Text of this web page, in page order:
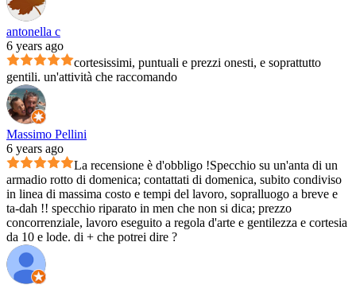
antonella c
6 years ago
cortesissimi, puntuali e prezzi onesti, e soprattutto
gentili. un'attività che raccomando
Massimo Pellini
6 years ago
La recensione è d'obbligo !Specchio su un'anta di un
armadio rotto di domenica; contattati di domenica, subito condiviso
in linea di massima costo e tempi del lavoro, sopralluogo a breve e
ta-dah !! specchio riparato in men che non si dica; prezzo
concorrenziale, lavoro eseguito a regola d'arte e gentilezza e cortesia
da 10 e lode. di + che potrei dire ?